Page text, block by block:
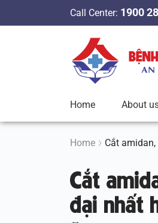
n
Call Center: 1900
Home About
Home Cắt
Cắt
đại nhất